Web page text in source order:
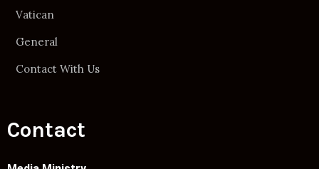
Vatican
General
Contact With Us
Contact